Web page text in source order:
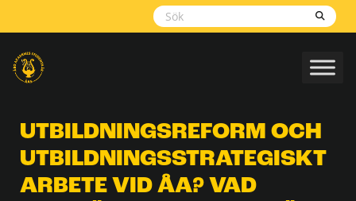
UTBILDNINGSREFORM OCH
UTBILDNINGSSTRATEGISKT
ARBETE VID ÅA? VAD